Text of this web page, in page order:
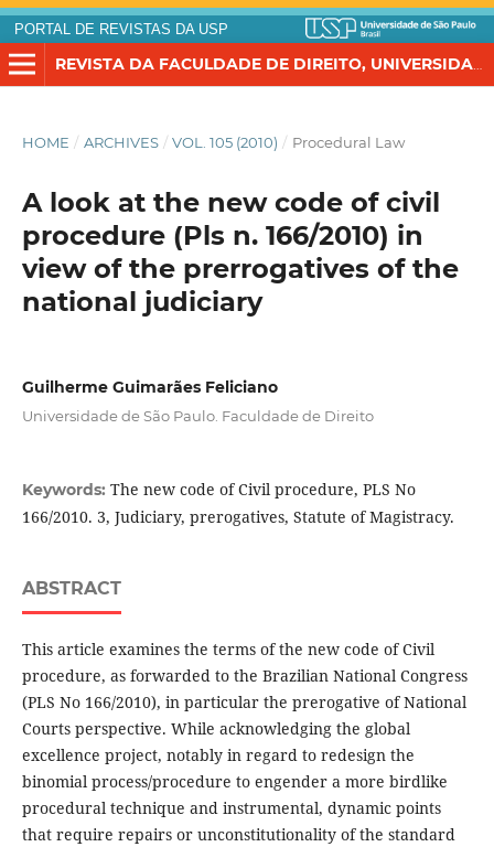
PORTAL DE REVISTAS DA USP
REVISTA DA FACULDADE DE DIREITO, UNIVERSIDADE DE SÃO PAULO
HOME / ARCHIVES / VOL. 105 (2010) / Procedural Law
A look at the new code of civil
procedure (Pls n. 166/2010) in
view of the prerrogatives of the
national judiciary
Guilherme Guimarães Feliciano
Universidade de São Paulo. Faculdade de Direito
Keywords: The new code of Civil procedure, PLS No
166/2010. 3, Judiciary, prerogatives, Statute of Magistracy.
ABSTRACT
This article examines the terms of the new code of Civil
procedure, as forwarded to the Brazilian National Congress
(PLS No 166/2010), in particular the prerogative of National
Courts perspective. While acknowledging the global
excellence project, notably in regard to redesign the
binomial process/procedure to engender a more birdlike
procedural technique and instrumental, dynamic points
that require repairs or unconstitutionality of the standard